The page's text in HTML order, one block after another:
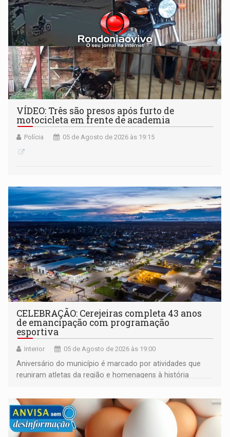
VÍDEO: Três são presos após furto de
motocicleta em frente de academia
Polícia 05 de Agosto de 2026 às 19:15
CELEBRAÇÃO: Cerejeiras completa 43 anos
de emancipação com programação
esportiva
Interior 05 de Agosto de 2026 às 19:00
Aniversário do município é marcado por atividades que
reuniram atletas da região e homenagens à história